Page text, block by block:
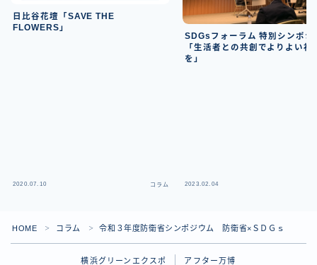
日比谷花壇「SAVE THE
FLOWERS」
2020.07.10 コラム
SDGsフォーラム 特別シンポジ
「生活者との共創でよりよい社
を」
2023.02.04
HOME ＞ コラム ＞ 令和３年度防衛省シンポジウム 防衛省×ＳＤＧｓ
横浜グリーンエクスポ アフター万博